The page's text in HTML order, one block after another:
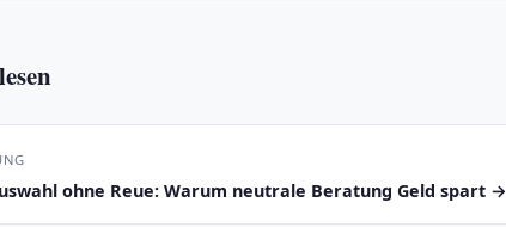
ohne Reue: Warum neutrale Beratung Geld spart →